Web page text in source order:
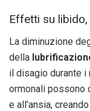
Effetti su
La diminuzione
della
il disagio durante
ormonali possono
e all’ansia,